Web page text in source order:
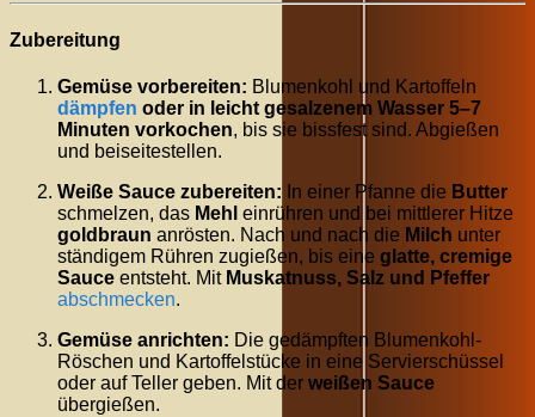
Zubereitung
Gemüse vorbereiten: Blumenkohl und Kartoffeln
dämpfen oder in leicht gesalzenem Wasser 5–7
Minuten vorkochen, bis sie bissfest sind. Abgießen
und beiseitestellen.
Weiße Sauce zubereiten: In einer Pfanne die Butter
schmelzen, das Mehl einrühren und bei mittlerer Hitze
goldbraun anrösten. Nach und nach die Milch unter
ständigem Rühren zugießen, bis eine glatte, cremige
Sauce entsteht. Mit Muskatnuss, Salz und Pfeffer
abschmecken.
Gemüse anrichten: Die gedämpften Blumenkohl-
Röschen und Kartoffelstücke in eine Servierschüssel
oder auf Teller geben. Mit der weißen Sauce
übergießen.